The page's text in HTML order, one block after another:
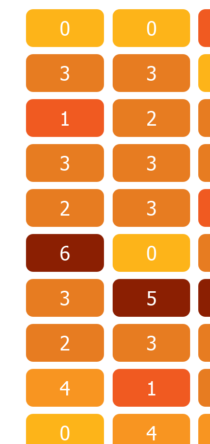
0 0
3 3
1 2
3 3
2 3
6 0
3 5
2 3
4 1
0 4